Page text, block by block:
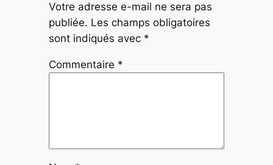
Votre adresse e-mail ne sera pas
publiée. Les champs obligatoires
sont indiqués avec *
Commentaire *